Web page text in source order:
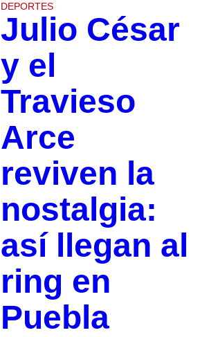
DEPORTES
Julio César
y el
Travieso
Arce
reviven la
nostalgia:
así llegan al
ring en
Puebla